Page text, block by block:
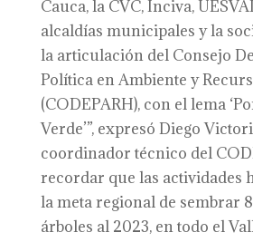
Cauca, la CVC, Inciva,
alcaldías municipales y la
la articulación del Consejo
Política en Ambiente y
(CODEPARH), con el lema
Verde’”, expresó Diego
coordinador técnico del
recordar que las actividades
la meta regional de sembrar
árboles al 2023, en todo el